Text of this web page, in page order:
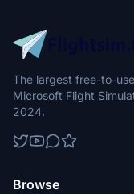
The largest free-to-
Microsoft Flight
2024.
Browse